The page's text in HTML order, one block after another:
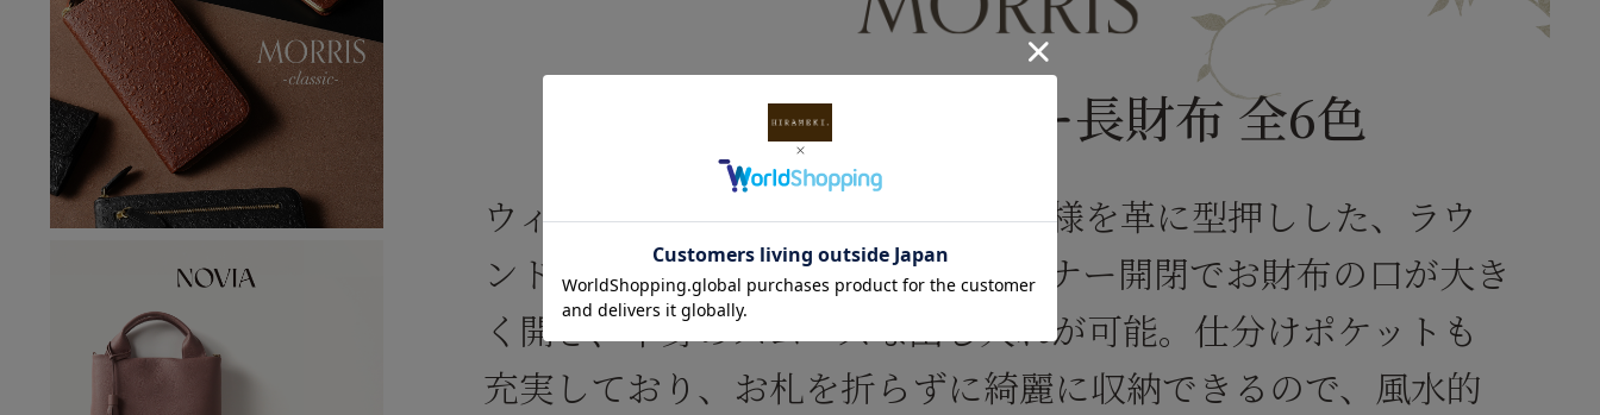
ラウンドファスナー長財布 全6色
ウィリアム・モリスの美しい植物模様を革に型押しした、ラウ
ンドファスナー長財布です。ファスナー開閉でお財布の口が大き
く開き、中身のスムーズな出し入れが可能。仕分けポケットも
充実しており、お札を折らずに綺麗に収納できるので、風水的